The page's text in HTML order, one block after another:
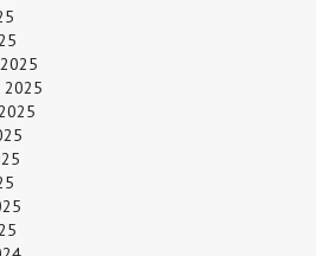
2025